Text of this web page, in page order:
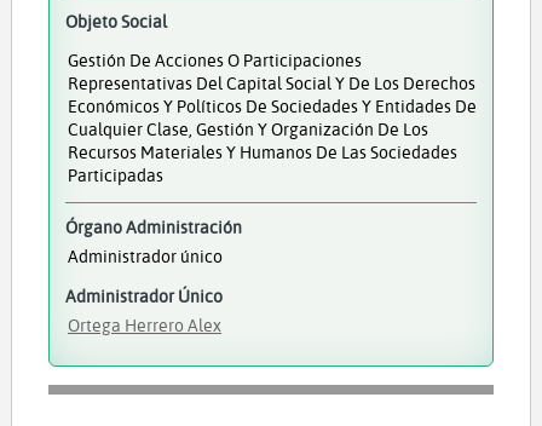
Objeto Social
Gestión De Acciones O Participaciones
Representativas Del Capital Social Y De Los Derechos
Económicos Y Políticos De Sociedades Y Entidades De
Cualquier Clase, Gestión Y Organización De Los
Recursos Materiales Y Humanos De Las Sociedades
Participadas
Órgano Administración
Administrador único
Administrador Único
Ortega Herrero Alex